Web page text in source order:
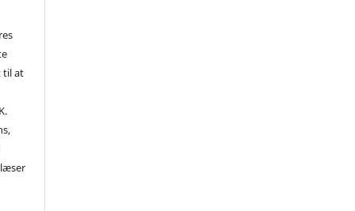
til at